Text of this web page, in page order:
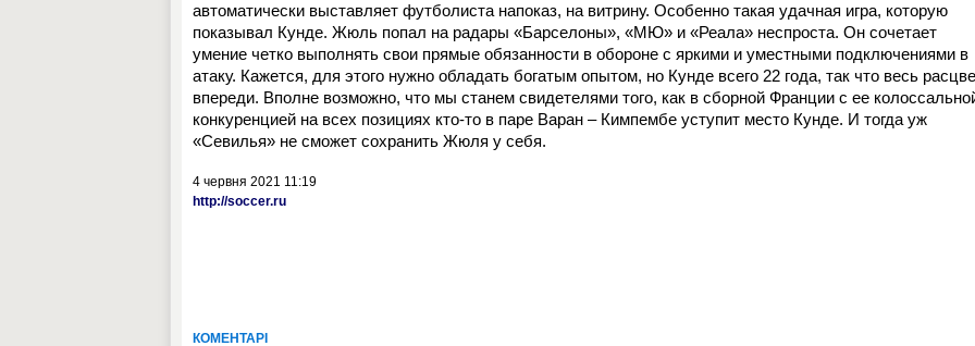
автоматически выставляет футболиста напоказ, на витрину. Особенно такая удачная игра, которую
показывал Кунде. Жюль попал на радары «Барселоны», «МЮ» и «Реала» неспроста. Он сочетает
умение четко выполнять свои прямые обязанности в обороне с яркими и уместными подключениями в
атаку. Кажется, для этого нужно обладать богатым опытом, но Кунде всего 22 года, так что весь
впереди. Вполне возможно, что мы станем свидетелями того, как в сборной Франции с ее
конкуренцией на всех позициях кто-то в паре Варан – Кимпембе уступит место Кунде. И тогда уж
«Севилья» не сможет сохранить Жюля у себя.
4 червня 2021 11:19
http://soccer.ru
КОМЕНТАРІ